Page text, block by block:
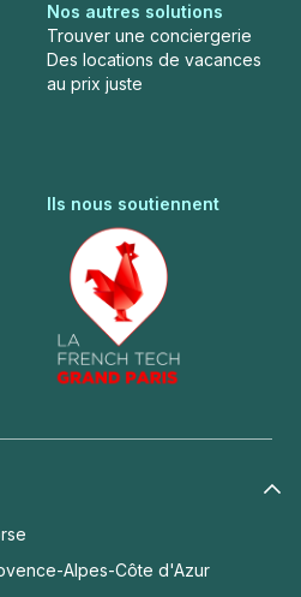
Nos autres solutions
Trouver une conciergerie
Des locations de vacances
au prix juste
Ils nous soutiennent
Alpes-Côte d'Azur